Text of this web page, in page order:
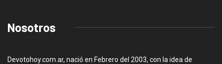
Nosotros
Devotohoy.com.ar, nació en Febrero del 2003, con la idea de